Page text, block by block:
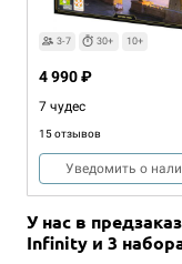
3-7 30+ 10+
7 чудес
15 отзывов
4 990 ₽
Уведомить о
У нас в
Infinity и 3